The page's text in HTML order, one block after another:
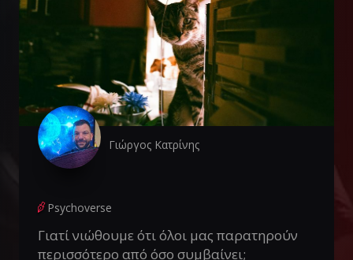
Γιώργος Κατρίνης
Psychoverse
Γιατί νιώθουμε ότι όλοι μας παρατηρούν
περισσότερο από όσο συμβαίνει;